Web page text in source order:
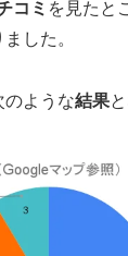
コミ を見たと
した。
ような結果